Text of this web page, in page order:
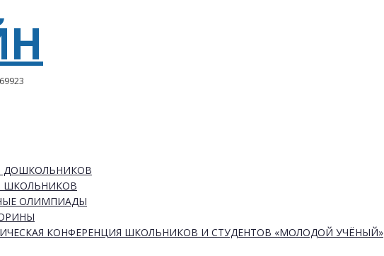
ДОШКОЛЬНИКОВ
ШКОЛЬНИКОВ
ОЛИМПИАДЫ
КОНФЕРЕНЦИЯ ШКОЛЬНИКОВ И СТУДЕНТОВ «МОЛОДОЙ УЧЁНЫЙ»